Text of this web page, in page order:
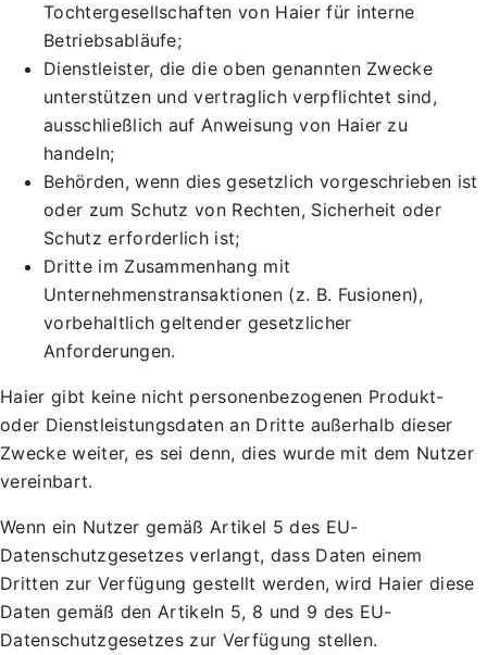
Tochtergesellschaften von Haier für interne
Betriebsabläufe;
Dienstleister, die die oben genannten Zwecke
unterstützen und vertraglich verpflichtet sind,
ausschließlich auf Anweisung von Haier zu
handeln;
Behörden, wenn dies gesetzlich vorgeschrieben ist
oder zum Schutz von Rechten, Sicherheit oder
Schutz erforderlich ist;
Dritte im Zusammenhang mit
Unternehmenstransaktionen (z. B. Fusionen),
vorbehaltlich geltender gesetzlicher
Anforderungen.
Haier gibt keine nicht personenbezogenen Produkt-
oder Dienstleistungsdaten an Dritte außerhalb dieser
Zwecke weiter, es sei denn, dies wurde mit dem Nutzer
vereinbart.
Wenn ein Nutzer gemäß Artikel 5 des EU-
Datenschutzgesetzes verlangt, dass Daten einem
Dritten zur Verfügung gestellt werden, wird Haier diese
Daten gemäß den Artikeln 5, 8 und 9 des EU-
Datenschutzgesetzes zur Verfügung stellen.